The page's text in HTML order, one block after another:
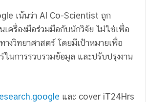
เน้นว่า AI Co-Scientist ถูก
เครื่องมือร่วมมือกับนักวิจัย ไม่ใช่เพื่อ
างวิทยาศาสตร์ โดยมีเป้าหมายเพื่อ
ในการรวบรวมข้อมูล และปรับปรุงงาน
และ cover iT24Hrs